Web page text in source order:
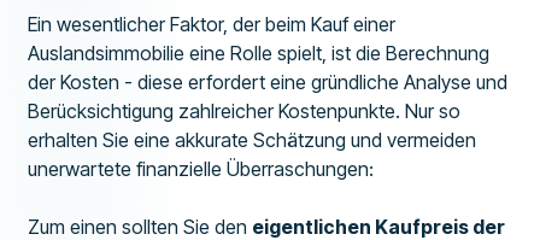
Ein wesentlicher Faktor, der beim Kauf einer
Auslandsimmobilie eine Rolle spielt, ist die Berechnung
der Kosten - diese erfordert eine gründliche Analyse und
Berücksichtigung zahlreicher Kostenpunkte. Nur so
erhalten Sie eine akkurate Schätzung und vermeiden
unerwartete finanzielle Überraschungen:
Zum einen sollten Sie den eigentlichen Kaufpreis der